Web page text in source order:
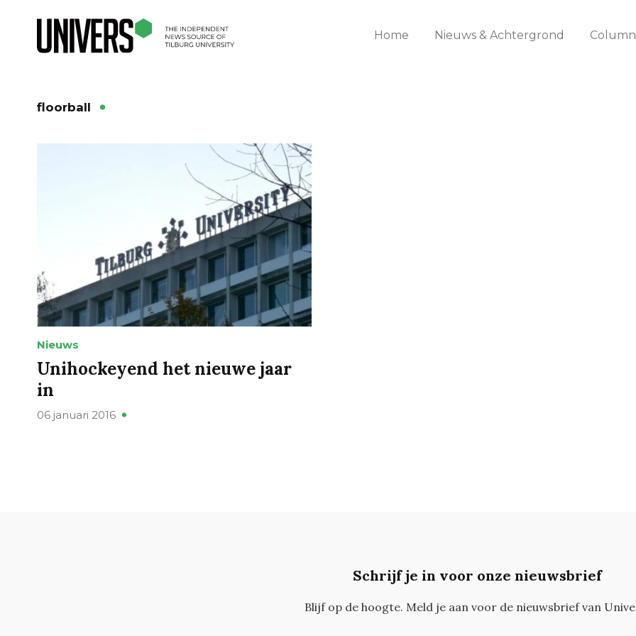
Home Nieuws & Achtergrond
floorball
Nieuws
Unihockeyend het nieuwe jaar
in
06 januari 2016
Schrijf je in voor onze nieuwsbrief
Blijf op de hoogte. Meld je aan voor de nieuwsbrief van